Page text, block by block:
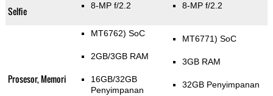
Selfie 8-MP f/2.2 8-MP f/2.2
Prosesor, Memori
MT6762) SoC
2GB/3GB RAM
16GB/32GB
Penyimpanan
MT6771) SoC
3GB RAM
32GB Penyimpanan